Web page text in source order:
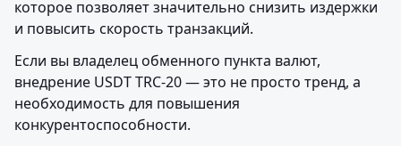
которое позволяет значительно снизить издержки
и повысить скорость транзакций.
Если вы владелец обменного пункта валют,
внедрение USDT TRC-20 — это не просто тренд, а
необходимость для повышения
конкурентоспособности.